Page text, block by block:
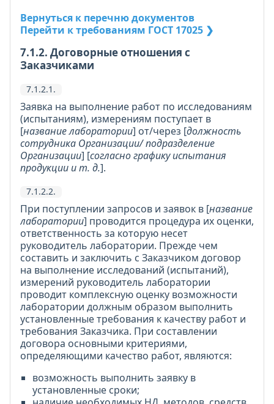
Вернуться к перечню документов
Перейти к требованиям ГОСТ 17025 ❯
7.1.2. Договорные отношения с
Заказчиками
7.1.2.1.
Заявка на выполнение работ по исследованиям
(испытаниям), измерениям поступает в
[название лаборатории] от/через [должность
сотрудника Организации/ подразделение
Организации] [согласно графику испытания
продукции и т. д.].
7.1.2.2.
При поступлении запросов и заявок в [название
лаборатории] проводится процедура их оценки,
ответственность за которую несет
руководитель лаборатории. Прежде чем
составить и заключить с Заказчиком договор
на выполнение исследований (испытаний),
измерений руководитель лаборатории
проводит комплексную оценку возможности
лаборатории должным образом выполнить
установленные требования к качеству работ и
требования Заказчика. При составлении
договора основными критериями,
определяющими качество работ, являются:
возможность выполнить заявку в
установленные сроки;